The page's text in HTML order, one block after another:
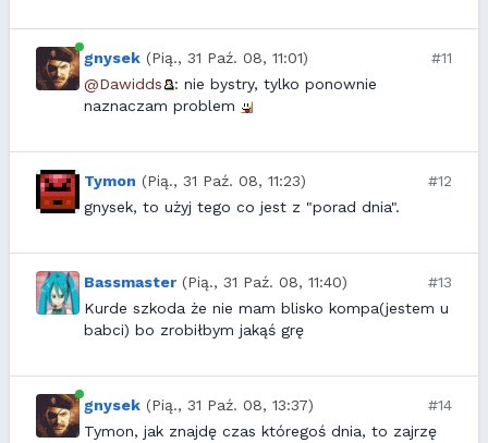
gnysek (Pią., 31 Paź. 08, 11:01)
#11
@Dawidds
: nie bystry, tylko ponownie
naznaczam problem
Tymon (Pią., 31 Paź. 08, 11:23)
#12
gnysek, to użyj tego co jest z "porad dnia".
Bassmaster (Pią., 31 Paź. 08, 11:40)
#13
Kurde szkoda że nie mam blisko kompa(jestem u
babci) bo zrobiłbym jakąś grę
gnysek (Pią., 31 Paź. 08, 13:37)
#14
Tymon, jak znajdę czas któregoś dnia, to zajrzę